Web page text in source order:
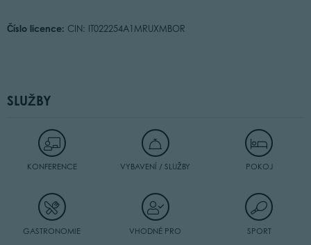
Číslo licence: CIN: IT022254A1MRUXMBOR
SLUŽBY
KONFERENCE VYBAVENÍ / SLUŽBY POKOJ
GASTRONOMIE VHODNÉ PRO SPORT